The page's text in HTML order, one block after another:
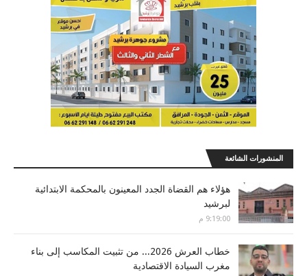
المنشورات الشائعة
هؤلاء هم القضاة الجدد المعينون بالمحكمة الابتدائية
لبرشيد
9:19:00 م
خطاب العرش 2026... من تثبيت المكاسب إلى بناء
مغرب السيادة الاقتصادية